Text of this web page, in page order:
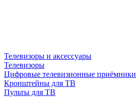
Телевизоры и аксессуары
Телевизоры
Цифровые телевизионные приёмники
Кронштейны для ТВ
Пульты для ТВ